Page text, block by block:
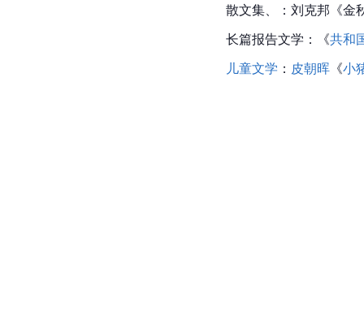
散文集、：刘克邦《金
长篇报告文学：《共和
儿童文学 ： 皮朝晖 《小